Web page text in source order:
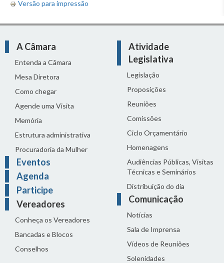
Versão para impressão
A Câmara
Entenda a Câmara
Mesa Diretora
Como chegar
Agende uma Visita
Memória
Estrutura administrativa
Procuradoria da Mulher
Eventos
Agenda
Participe
Vereadores
Conheça os Vereadores
Bancadas e Blocos
Conselhos
Atividade
Legislativa
Legislação
Proposições
Reuniões
Comissões
Ciclo Orçamentário
Homenagens
Audiências Públicas, Visitas
Técnicas e Seminários
Distribuição do dia
Comunicação
Notícias
Sala de Imprensa
Vídeos de Reuniões
Solenidades